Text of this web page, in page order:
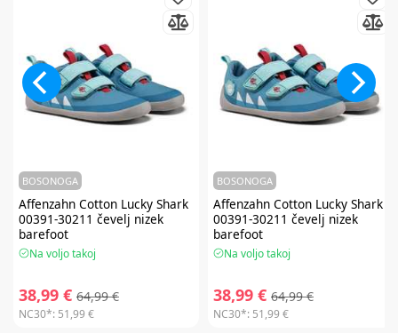
BOSONOGA
AffenzahnCotton Lucky Shark
00391-30211 čevelj nizek
barefoot
Na voljo takoj
38,99 € 64,99 €
NC30*: 51,99 €
BOSONOGA
AffenzahnCotton Lucky Shark
00391-30211 čevelj nizek
barefoot
Na voljo takoj
38,99 € 64,99 €
NC30*: 51,99 €